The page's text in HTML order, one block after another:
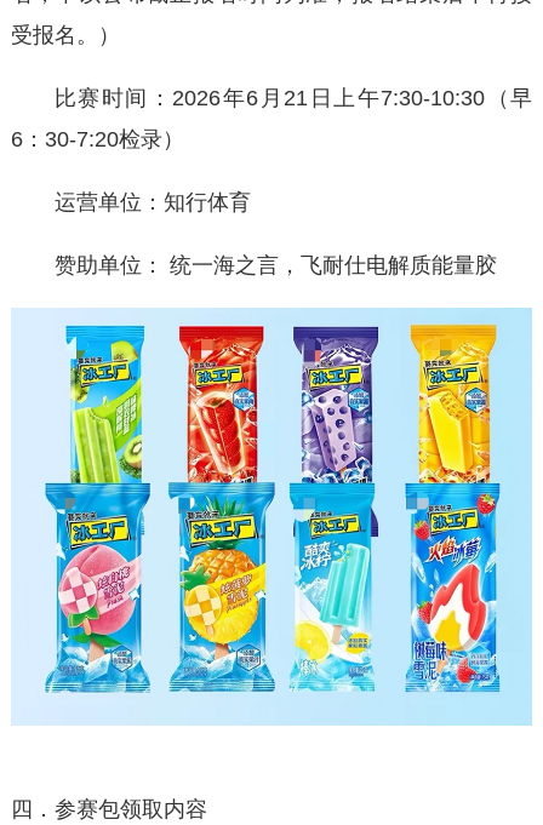
受报名。）
比赛时间：2026年6月21日上午7:30-10:30（早
6：30-7:20检录）
运营单位：知行体育
赞助单位： 统一海之言，飞耐仕电解质能量胶
四．参赛包领取内容